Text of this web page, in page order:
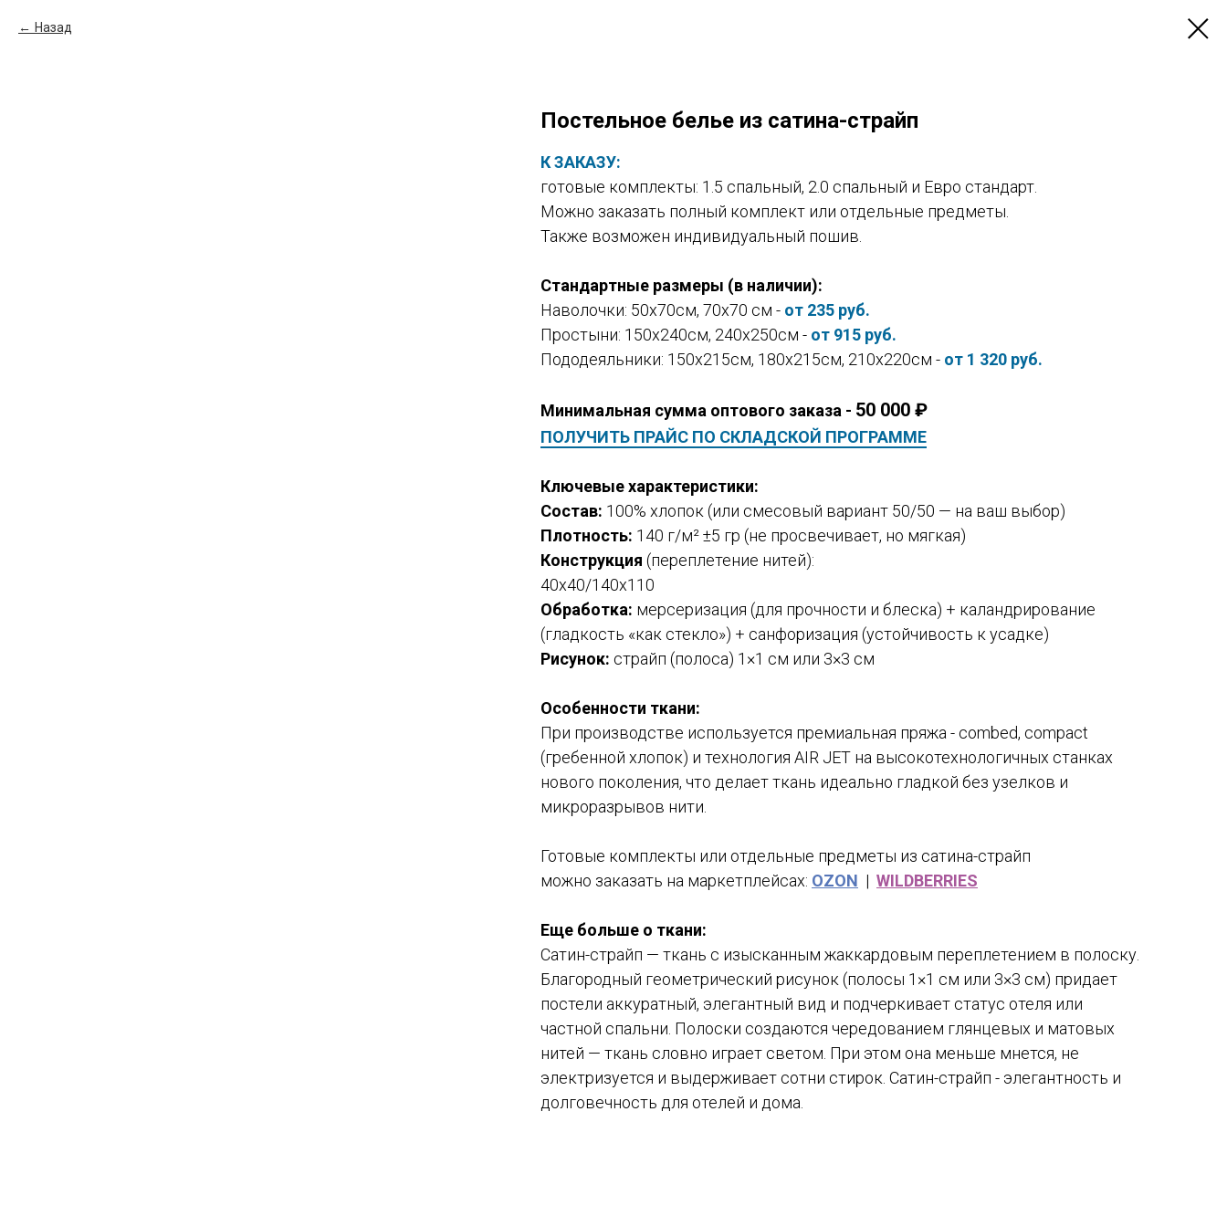
Назад
Постельное белье из сатина-страйп
К ЗАКАЗУ:
готовые комплекты: 1.5 спальный, 2.0 спальный и Евро стандарт.
Можно заказать полный комплект или отдельные предметы.
Также возможен индивидуальный пошив.
Стандартные размеры (в наличии):
Наволочки: 50х70см, 70х70 см - от 235 руб.
Простыни: 150х240см, 240х250см - от 915 руб.
Пододеяльники: 150х215см, 180х215см, 210х220см - от 1 320 руб.
Минимальная сумма оптового заказа - 50 000 ₽
ПОЛУЧИТЬ ПРАЙС ПО СКЛАДСКОЙ ПРОГРАММЕ
Ключевые характеристики:
Состав: 100% хлопок (или смесовый вариант 50/50 — на ваш выбор)
Плотность: 140 г/м² ±5 гр (не просвечивает, но мягкая)
Конструкция (переплетение нитей):
40х40/140х110
Обработка: мерсеризация (для прочности и блеска) + каландрирование
(гладкость «как стекло») + санфоризация (устойчивость к усадке)
Рисунок: страйп (полоса) 1×1 см или 3×3 см
Особенности ткани:
При производстве используется премиальная пряжа - combed, compact
(гребенной хлопок) и технология AIR JET на высокотехнологичных станках
нового поколения, что делает ткань идеально гладкой без узелков и
микроразрывов нити.
Готовые комплекты или отдельные предметы из сатина-страйп
можно заказать на маркетплейсах: OZON | WILDBERRIES
Еще больше о ткани:
Сатин-страйп — ткань с изысканным жаккардовым переплетением в полоску.
Благородный геометрический рисунок (полосы 1×1 см или 3×3 см) придает
постели аккуратный, элегантный вид и подчеркивает статус отеля или
частной спальни. Полоски создаются чередованием глянцевых и матовых
нитей — ткань словно играет светом. При этом она меньше мнется, не
электризуется и выдерживает сотни стирок. Сатин-страйп - элегантность и
долговечность для отелей и дома.